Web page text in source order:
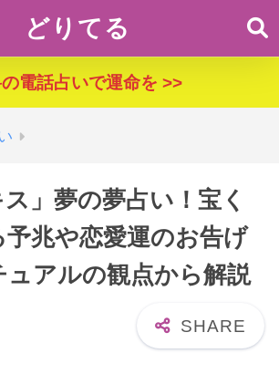
どりてる
電話占いで運命を >>
ス」夢の夢占い！宝く
予兆や恋愛運のお告げ
ュアルの観点から解説